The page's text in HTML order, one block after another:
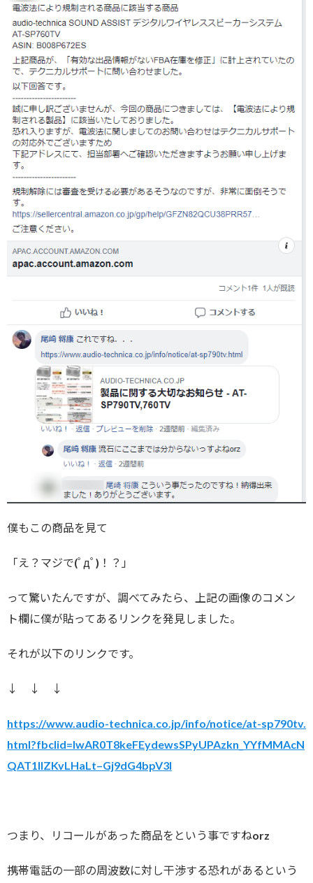
僕もこの商品を見て
「え？マジで(ﾟдﾟ)！？」
って驚いたんですが、調べてみたら、上記の画像のコメン
ト欄に僕が貼ってあるリンクを発見しました。
それが以下のリンクです。
↓ ↓ ↓
https://www.audio-technica.co.jp/info/notice/at-sp790tv.
html?fbclid=IwAR0T8keFEydewsSPyUPAzkn_YYfMMAcN
QAT1llZKvLHaLt–Gj9dG4bpV3I
つまり、リコールがあった商品をという事ですねorz
携帯電話の一部の周波数に対し干渉する恐れがあるという